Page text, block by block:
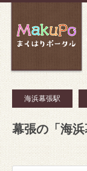
海浜幕張駅
幕張の「海